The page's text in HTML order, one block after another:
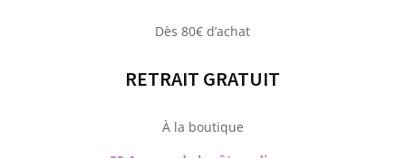
Dès 80€ d’achat
RETRAIT GRATUIT
À la boutique